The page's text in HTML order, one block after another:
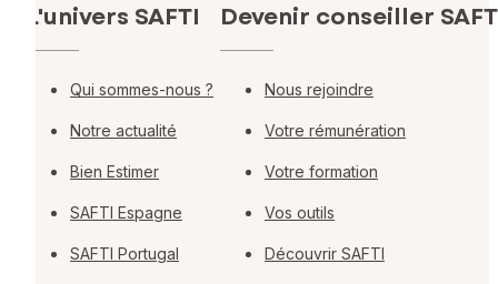
L'univers SAFTI
Qui sommes-nous ?
Notre actualité
Bien Estimer
SAFTI Espagne
SAFTI Portugal
Devenir conseiller
Nous rejoindre
Votre rémunération
Votre formation
Vos outils
Découvrir SAFTI